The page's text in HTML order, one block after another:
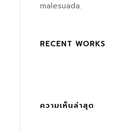
malesuada.
RECENT WORKS
ความเห็นล่าสุด